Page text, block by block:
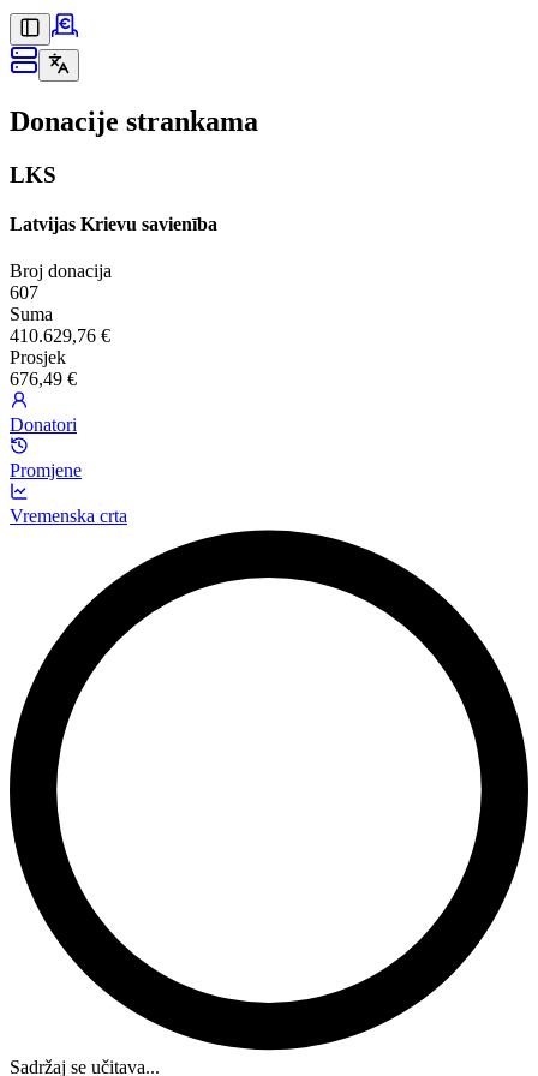
Donacije strankama
LKS
Latvijas Krievu savienība
Broj donacija
607
Suma
410.629,76 €
Prosjek
676,49 €
Donatori
Promjene
Vremenska crta
Sadržaj se učitava...